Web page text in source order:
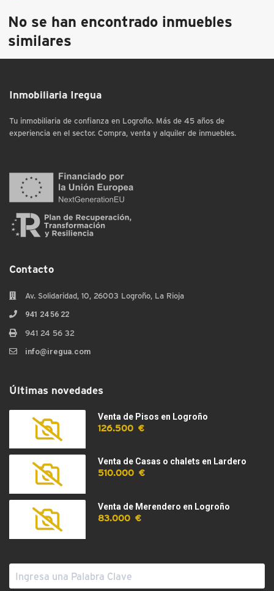
No se han encontrado inmuebles
similares
Inmobiliaria Iregua
Tu inmobiliaria de confianza en Logroño. Más de 45 años de
experiencia en el sector. Compra, venta y alquiler de inmuebles.
Contacto
Av. Solidaridad, 10, 26003 Logroño, La Rioja
941 24 56 22
941 24 56 32
info@iregua.com
Últimas novedades
Venta de Pisos en Logroño
126.500 €
Venta de Casas o chalets en Lardero
510.000 €
Venta de Merendero en Logroño
83.000 €